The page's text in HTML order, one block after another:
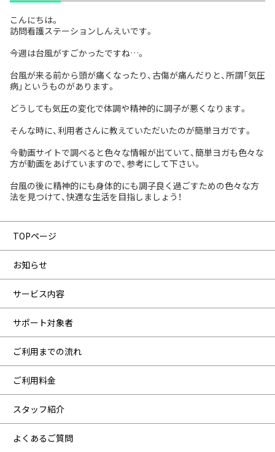
こんにちは。
訪問看護ステーションしんえいです。
今週は台風がすごかったですね…。
台風が来る前から頭が痛くなったり、古傷が痛んだりと、所謂「気圧
病」というものがあります。
どうしても気圧の変化で体調や精神的に調子が悪くなります。
そんな時に、利用者さんに教えていただいたのが簡単ヨガです。
今動画サイトで調べると色々な情報が出ていて、簡単ヨガも色々な
方が動画をあげていますので、参考にして下さい。
台風の後に精神的にも身体的にも調子良く過ごすための色々な方
法を見つけて、快適な生活を目指しましょう！
TOPページ
お知らせ
サービス内容
サポート対象者
ご利用までの流れ
ご利用料金
スタッフ紹介
よくあるご質問